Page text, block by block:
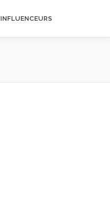
INFLUENCEURS